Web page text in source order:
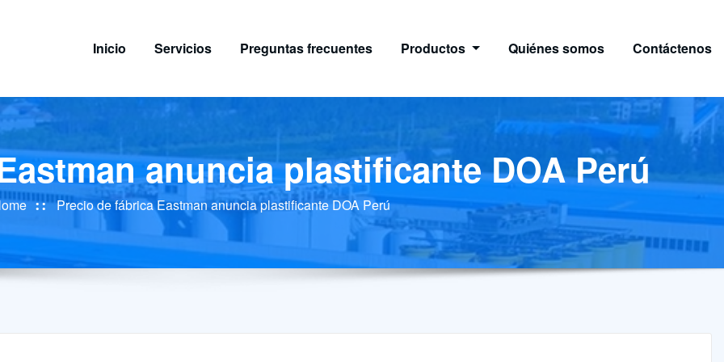
Inicio Servicios Preguntas frecuentes Productos Quiénes somos Contáctenos
anuncia plastificante DOA Perú
Precio de fábrica Eastman anuncia plastificante DOA Perú